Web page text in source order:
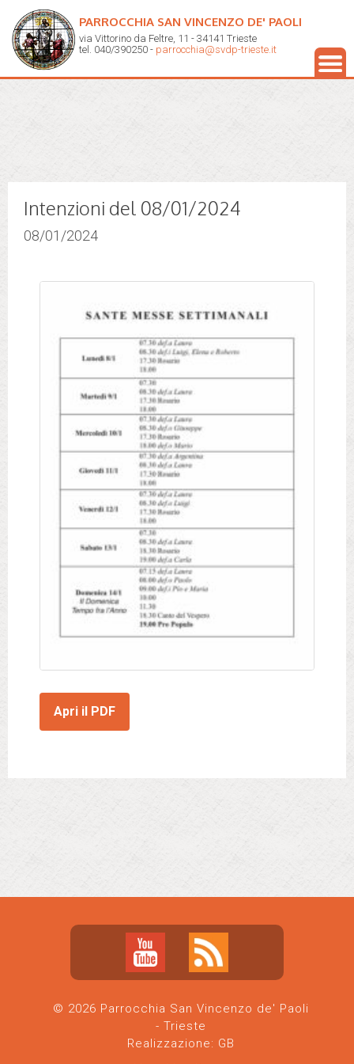
PARROCCHIA SAN VINCENZO DE' PAOLI
via Vittorino da Feltre, 11 - 34141 Trieste
tel. 040/390250 - parrocchia@svdp-trieste.it
Intenzioni del 08/01/2024
08/01/2024
Apri il PDF
© 2026 Parrocchia San Vincenzo de' Paoli
- Trieste
Realizzazione: GB